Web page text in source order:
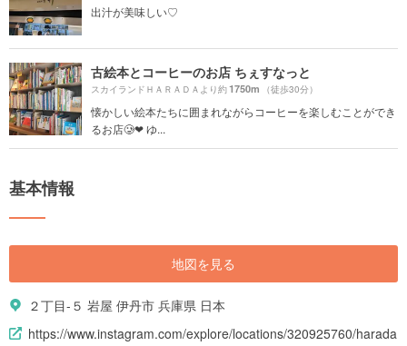
出汁が美味しい♡
古絵本とコーヒーのお店 ちぇすなっと
スカイランドＨＡＲＡＤＡより約1750m （徒歩30分）
懐かしい絵本たちに囲まれながらコーヒーを楽しむことができ
るお店🥲❤︎ ゆ...
基本情報
地図を見る
２丁目-５ 岩屋 伊丹市 兵庫県 日本
https://www.instagram.com/explore/locations/320925760/harada